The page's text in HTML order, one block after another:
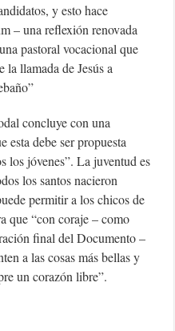
y esto hace
– una reflexión renovada
pastoral vocacional que
la llamada de Jesús a
concluye con una
esta debe ser propuesta
los jóvenes”. La juventud es
los santos nacieron
permitir a los chicos de
que “con coraje – como
final del Documento –
a las cosas más bellas y
un corazón libre”.